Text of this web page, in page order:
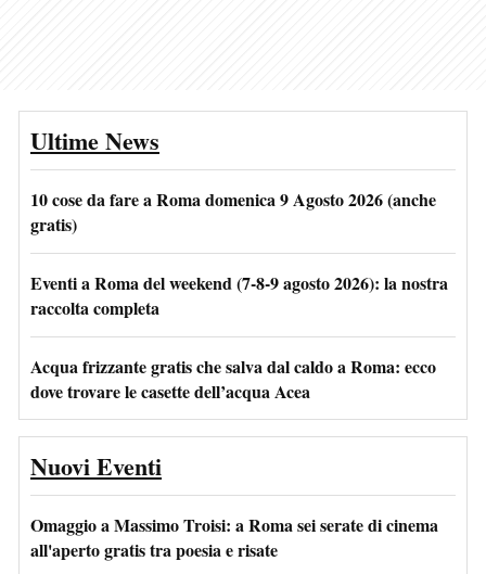
Ultime News
10 cose da fare a Roma domenica 9 Agosto 2026 (anche
gratis)
Eventi a Roma del weekend (7-8-9 agosto 2026): la nostra
raccolta completa
Acqua frizzante gratis che salva dal caldo a Roma: ecco
dove trovare le casette dell’acqua Acea
Nuovi Eventi
Omaggio a Massimo Troisi: a Roma sei serate di cinema
all'aperto gratis tra poesia e risate